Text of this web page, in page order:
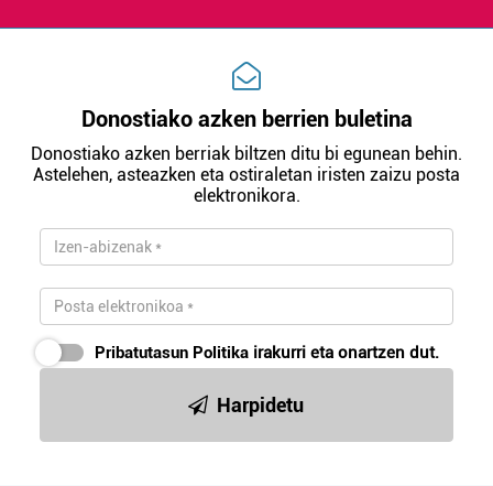
Donostiako azken berrien buletina
Donostiako azken berriak biltzen ditu bi egunean behin.
Astelehen, asteazken eta ostiraletan iristen zaizu posta
elektronikora.
Pribatutasun Politika irakurri eta onartzen dut.
Harpidetu